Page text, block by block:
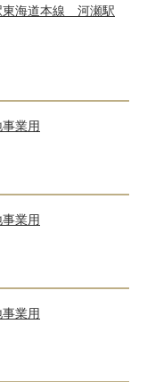
東海道本線 河瀬駅
事業用
事業用
事業用